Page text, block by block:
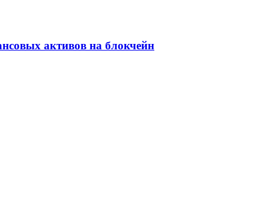
активов на блокчейн